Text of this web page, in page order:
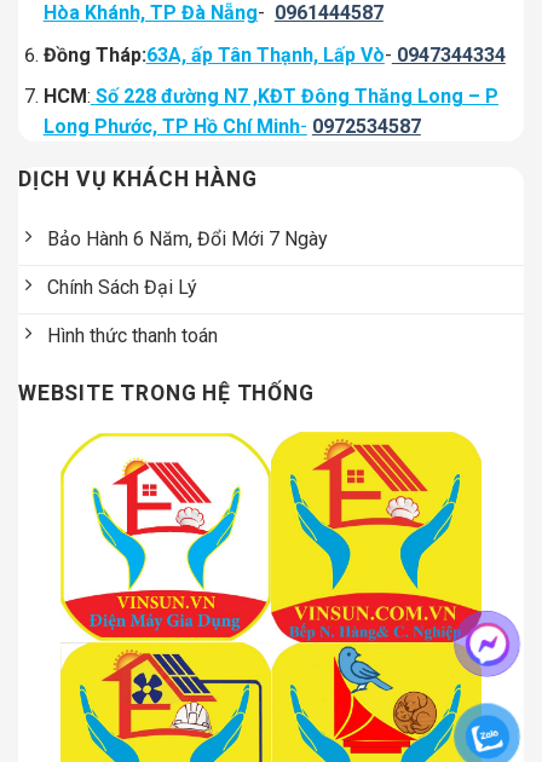
Hòa Khánh, TP Đà Nẵng- 0961444587
Đồng Tháp:63A, ấp Tân Thạnh, Lấp Vò- 0947344334
HCM: Số 228 đường N7 ,KĐT Đông Thăng Long – P
Long Phước, TP Hồ Chí Minh- 0972534587
DỊCH VỤ KHÁCH HÀNG
Bảo Hành 6 Năm, Đổi Mới 7 Ngày
Chính Sách Đại Lý
Hình thức thanh toán
WEBSITE TRONG HỆ THỐNG